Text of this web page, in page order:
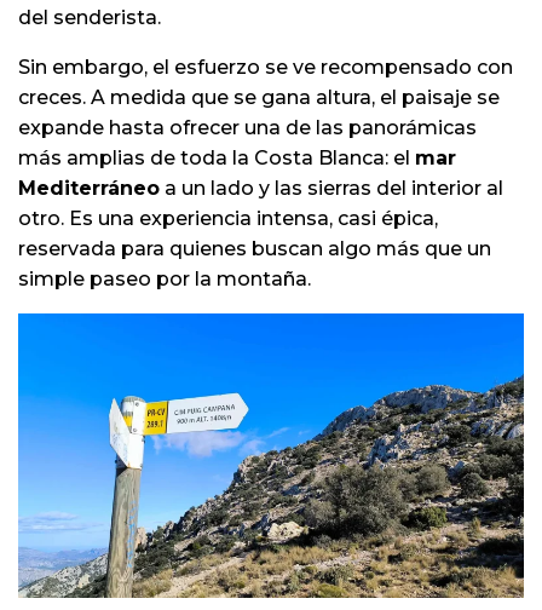
del senderista.
Sin embargo, el esfuerzo se ve recompensado con
creces. A medida que se gana altura, el paisaje se
expande hasta ofrecer una de las panorámicas
más amplias de toda la Costa Blanca: el mar
Mediterráneo a un lado y las sierras del interior al
otro. Es una experiencia intensa, casi épica,
reservada para quienes buscan algo más que un
simple paseo por la montaña.